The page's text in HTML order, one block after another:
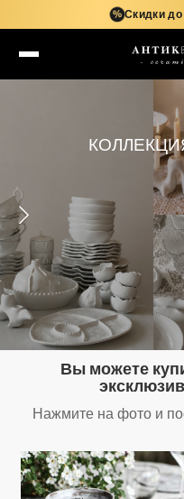
% Скидки до
Вы можете
Нажмите на фото и